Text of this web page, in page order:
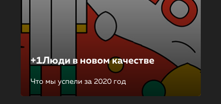
+1Люди в новом качестве
Что мы успели за 2020 год